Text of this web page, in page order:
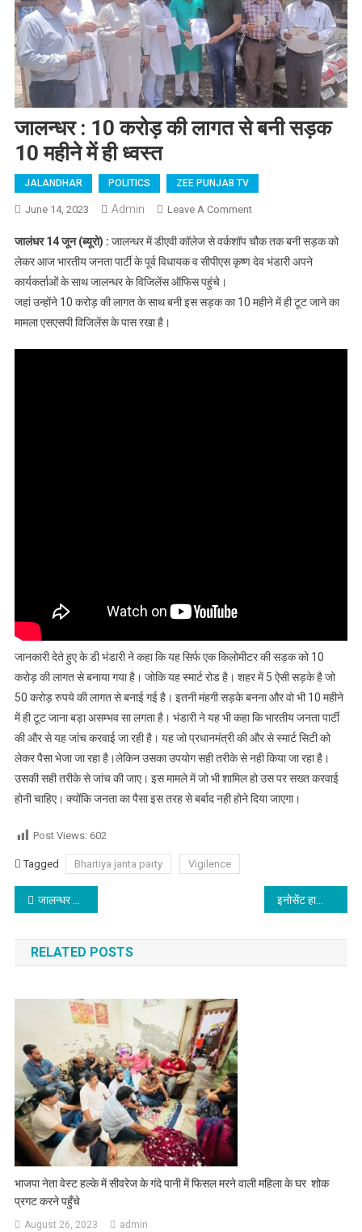
जालन्धर : 10 करोड़ की लागत से बनी सड़क
10 महीने में ही ध्वस्त
JALANDHAR POLITICS ZEE PUNJAB TV
June 14, 2023 Admin Leave A CommentOn जालन्धर : 10 करोड़
10 महीने में ही ध्वस्त
जालंधर 14 जून (ब्यूरो) : जालन्धर में डीएवी कॉलेज से वर्कशॉप चौक तक बनी सड़क को
लेकर आज भारतीय जनता पार्टी के पूर्व विधायक व सीपीएस कृष्ण देव भंडारी अपने
कार्यकर्ताओं के साथ जालन्धर के विजिलेंस ऑफिस पहुंचे।
जहां उन्होंने 10 करोड़ की लागत के साथ बनी इस सड़क का 10 महीने में ही टूट जाने का
मामला एसएसपी विजिलेंस के पास रखा है।
जानकारी देते हुए के डी भंडारी ने कहा कि यह सिर्फ एक किलोमीटर की सड़क को 10
करोड़ की लागत से बनाया गया है। जोकि यह स्मार्ट रोड है। शहर में 5 ऐसी सड़के है जो
50 करोड़ रुपये की लागत से बनाई गई है। इतनी मंहगी सड़के बनना और वो भी 10 महीने
में ही टूट जाना बड़ा असम्भव सा लगता है। भंडारी ने यह भी कहा कि भारतीय जनता पार्टी
की और से यह जांच करवाई जा रही है। यह जो प्रधानमंत्री की और से स्मार्ट सिटी को
लेकर पैसा भेजा जा रहा है।लेकिन उसका उपयोग सही तरीके से नही किया जा रहा है।
उसकी सही तरीके से जांच की जाए। इस मामले में जो भी शामिल हो उस पर सख्त करवाई
होनी चाहिए। क्योंकि जनता का पैसा इस तरह से बर्बाद नही होने दिया जाएगा।
Post Views: 602
Tagged Bhartiya janta party Vigilence
Post navigation
जालन्धर सहित पंजाब के इन जिलों में लगे भूकम्प के झटके,लोग निकले घरो व दफ्तरों से बाहर इनोसेंट हार्ट्स में समर कैंप संपन्न : बच्चों ने की खूब मस्ती और सीखी नई स्किल्स
RELATED POSTS
भाजपा नेता वेस्ट हल्के में सीवरेज के गंदे पानी में फिसल मरने वाली महिला के घर शोक
प्रगट करने पहुँचे
August 26, 2023 admin